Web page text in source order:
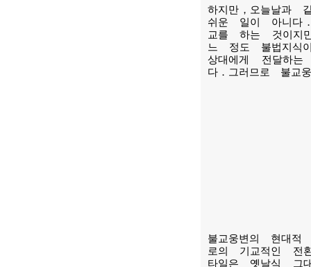
하지만，오늘날
쉬운 일이 아니다
교를 하는 것이지
느 정도 불법지식
상대에게 전달하
다．그러므로 불
불교웅변의 현대
로의 기교적인 전
타일은 옛날식 그